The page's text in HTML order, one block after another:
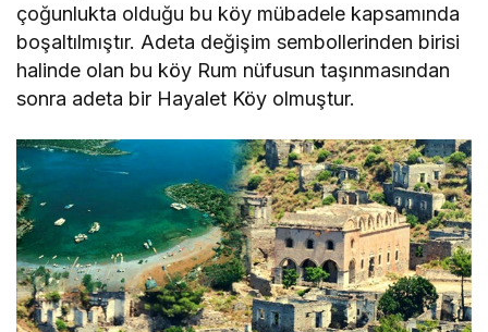
çoğunlukta olduğu bu köy mübadele kapsamında
boşaltılmıştır. Adeta değişim sembollerinden birisi
halinde olan bu köy Rum nüfusun taşınmasından
sonra adeta bir Hayalet Köy olmuştur.